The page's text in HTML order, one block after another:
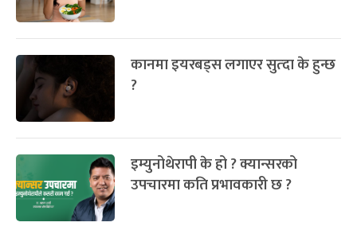
कानमा इयरबड्स लगाएर सुत्दा के हुन्छ
?
इम्युनोथेरापी के हो ? क्यान्सरको
उपचारमा कति प्रभावकारी छ ?